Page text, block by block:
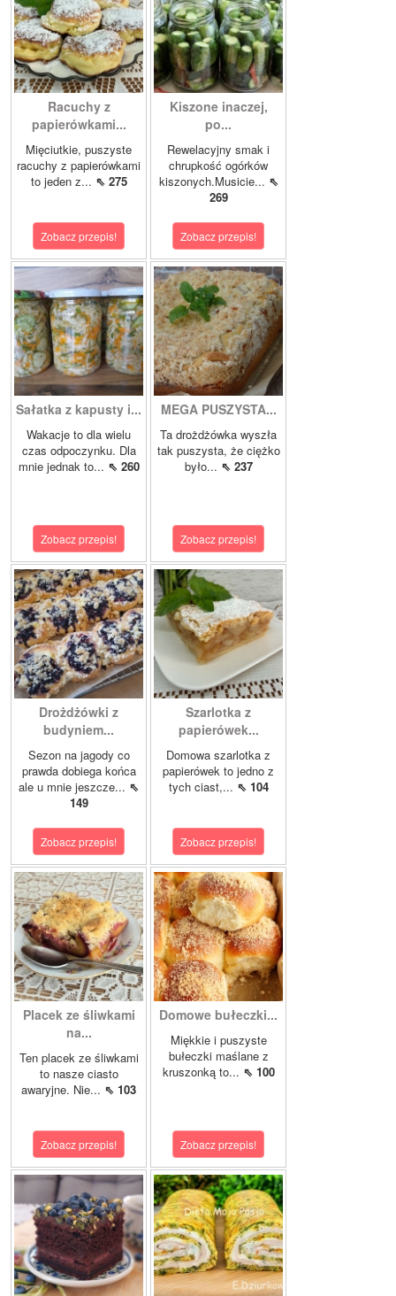
Racuchy z
papierówkami...
Mięciutkie, puszyste
racuchy z papierówkami
to jeden z... ⇖ 275
Zobacz przepis!
Kiszone inaczej,
po...
Rewelacyjny smak i
chrupkość ogórków
kiszonych.Musicie... ⇖
269
Zobacz przepis!
Sałatka z kapusty i...
Wakacje to dla wielu
czas odpoczynku. Dla
mnie jednak to... ⇖ 260
Zobacz przepis!
MEGA PUSZYSTA...
Ta drożdżówka wyszła
tak puszysta, że ciężko
było... ⇖ 237
Zobacz przepis!
Drożdżówki z
budyniem...
Sezon na jagody co
prawda dobiega końca
ale u mnie jeszcze... ⇖
149
Zobacz przepis!
Szarlotka z
papierówek...
Domowa szarlotka z
papierówek to jedno z
tych ciast,... ⇖ 104
Zobacz przepis!
Placek ze śliwkami
na...
Ten placek ze śliwkami
to nasze ciasto
awaryjne. Nie... ⇖ 103
Zobacz przepis!
Domowe bułeczki...
Miękkie i puszyste
bułeczki maślane z
kruszonką to... ⇖ 100
Zobacz przepis!